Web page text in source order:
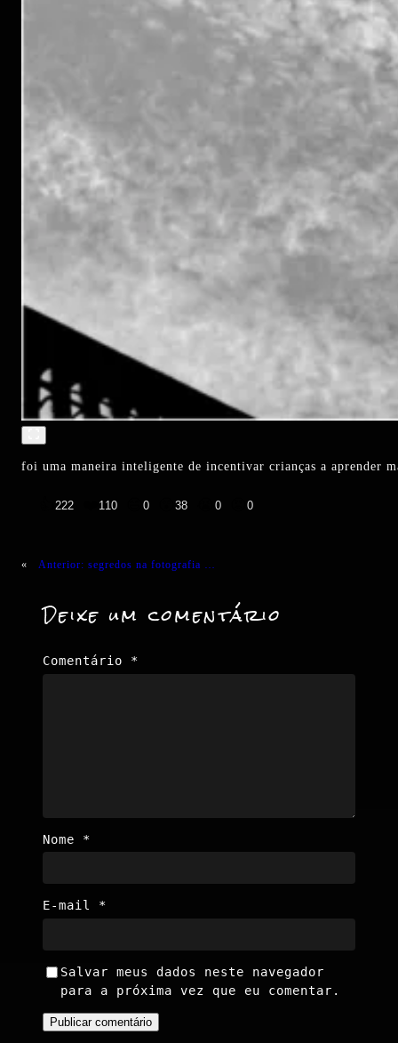
foi uma maneira inteligente de incentivar crianças a aprender
222 110 0 38 0 0
« Anterior: segredos na fotografia …
Deixe um comentário
Comentário *
Nome *
E-mail *
Salvar meus dados neste navegador
para a próxima vez que eu comentar.